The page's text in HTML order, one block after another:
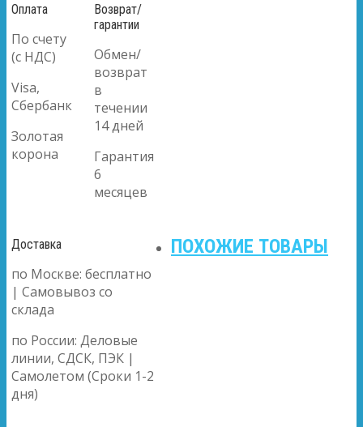
Оплата
По счету
(с НДС)
Visa,
Сбербанк
Золотая
корона
Возврат/
гарантии
Обмен/
возврат
в
течении
14 дней
Гарантия
6
месяцев
Доставка
по Москве: бесплатно
| Самовывоз со
склада
по России: Деловые
линии, СДСК, ПЭК |
Самолетом (Сроки 1-2
дня)
ПОХОЖИЕ ТОВАРЫ